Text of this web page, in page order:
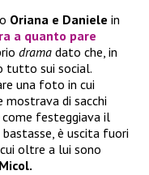
Oriana e Daniele in
a quanto pare
drama dato che, in
tutto sui social.
una foto in cui
mostrava di sacchi
festeggiava il
è uscita fuori
oltre a lui sono